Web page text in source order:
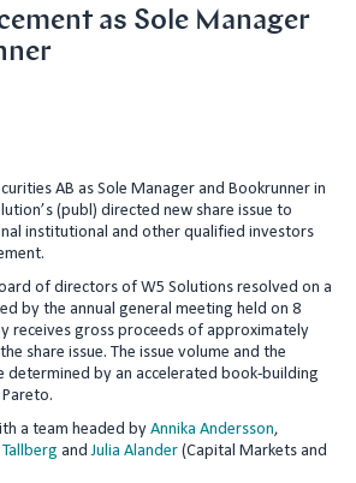
as Sole Manager
AB as Sole Manager and Bookrunner in
(publ) directed new share issue to
institutional and other qualified investors
of directors of W5 Solutions resolved on a
by the annual general meeting held on 8
receives gross proceeds of approximately
share issue. The issue volume and the
determined by an accelerated book-building
a team headed by Annika Andersson,
andJulia Alander (Capital Markets and